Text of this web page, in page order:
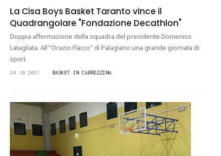
La Cisa Boys Basket Taranto vince il
Quadrangolare "Fondazione Decathlon"
Doppia affermazione della squadra del presidente Domenico
Latagliata. All'"Orazio Flacco" di Palagiano una grande giornata di
sport
24.10.2021 BASKET IN CARROZZINA